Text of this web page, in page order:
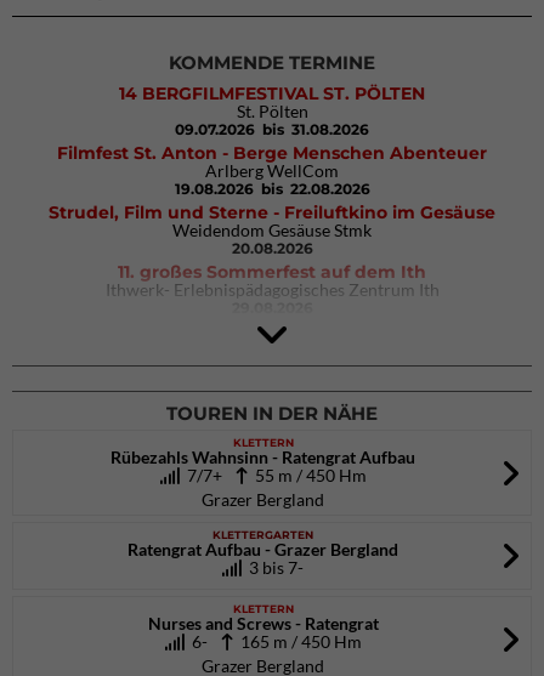
KOMMENDE TERMINE
14 BERGFILMFESTIVAL ST. PÖLTEN
St. Pölten
09.07.2026 bis 31.08.2026
Filmfest St. Anton - Berge Menschen Abenteuer
Arlberg WellCom
19.08.2026 bis 22.08.2026
Strudel, Film und Sterne - Freiluftkino im Gesäuse
Weidendom Gesäuse Stmk
20.08.2026
11. großes Sommerfest auf dem Ith
Ithwerk- Erlebnispädagogisches Zentrum Ith
Rock Master Arco
Arco (IT)
02.10.2026bis 04.10.2026
TOUREN IN DER NÄHE
KLETTERN
Rübezahls Wahnsinn - Ratengrat Aufbau
7/7+ 55 m / 450 Hm
Grazer Bergland
KLETTERGARTEN
Ratengrat Aufbau - Grazer Bergland
3 bis 7-
KLETTERN
Nurses and Screws - Ratengrat
6- 165 m / 450 Hm
Grazer Bergland